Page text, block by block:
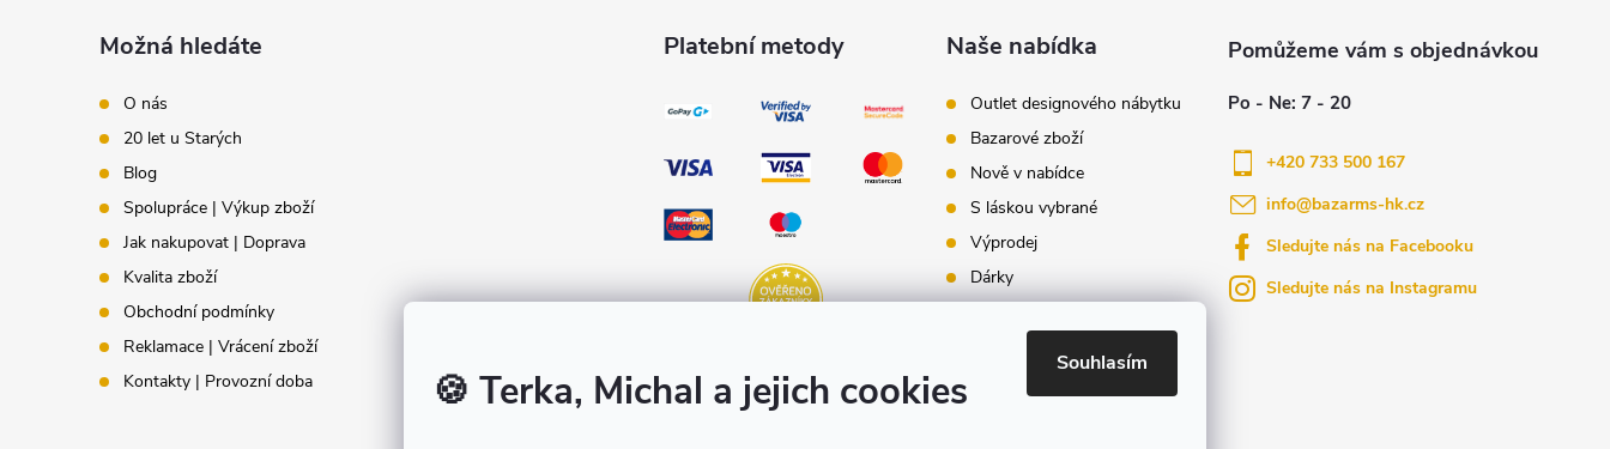
🍪 Terka, Michal a jejich cookies
Souhlasím
Možná hledáte
O nás
20 let u Starých
Blog
Spolupráce | Výkup zboží
Jak nakupovat | Doprava
Kvalita zboží
Obchodní podmínky
Reklamace | Vrácení zboží
Kontakty | Provozní doba
Platební metody Naše nabídka
Outlet designového nábytku
Bazarové zboží
Nově v nabídce
S láskou vybrané
Výprodej
Dárky
e-shopu
info@bazarms-hk.cz
+420 733 500 167
Sledujte nás na Facebooku
Sledujte nás na Instagramu